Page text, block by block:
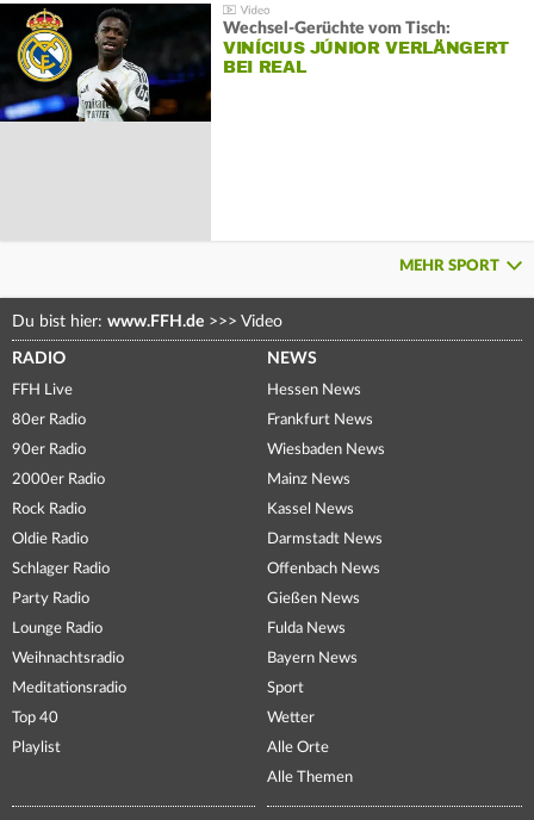
Wechsel-Gerüchte vom Tisch:
VINÍCIUS JÚNIOR VERLÄNGERT
BEI REAL
MEHR SPORT
Du bist hier: www.FFH.de >>> Video
RADIO
FFH Live
80er Radio
90er Radio
2000er Radio
Rock Radio
Oldie Radio
Schlager Radio
Party Radio
Lounge Radio
Weihnachtsradio
Meditationsradio
Top 40
Playlist
NEWS
Hessen News
Frankfurt News
Wiesbaden News
Mainz News
Kassel News
Darmstadt News
Offenbach News
Gießen News
Fulda News
Bayern News
Sport
Wetter
Alle Orte
Alle Themen